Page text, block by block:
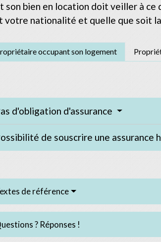
son bien en location doit veiller à ce
votre nationalité et quelle que soit
occupant son logement
d'obligation d'assurance
de souscrire une assurance
de référence
? Réponses !